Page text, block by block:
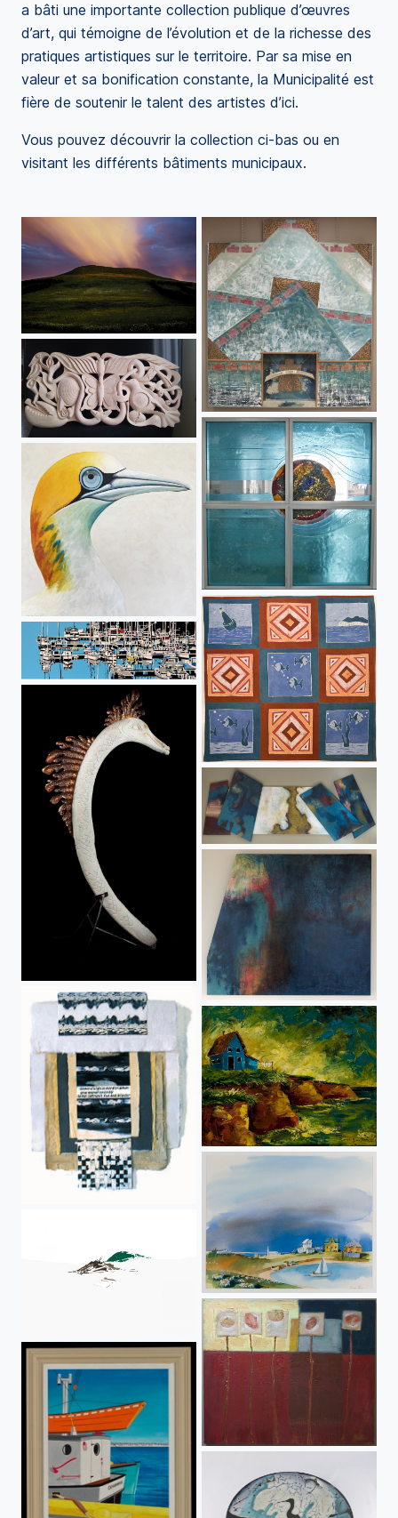
a bâti une importante collection publique d’œuvres
d’art, qui témoigne de l’évolution et de la richesse des
pratiques artistiques sur le territoire. Par sa mise en
valeur et sa bonification constante, la Municipalité est
fière de soutenir le talent des artistes d’ici.
Vous pouvez découvrir la collection ci-bas ou en
visitant les différents bâtiments municipaux.